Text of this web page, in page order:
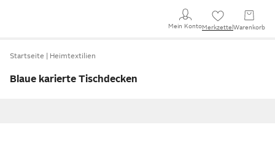
Mein KontoMerkzettel Warenkorb
Startseite Heimtextilien
Blaue karierte Tischdecken